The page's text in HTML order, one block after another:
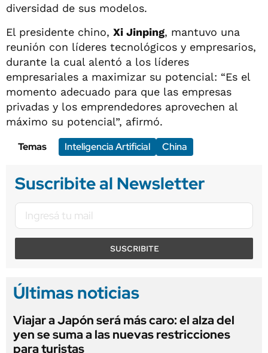
diversidad de sus modelos.
El presidente chino, Xi Jinping, mantuvo una
reunión con líderes tecnológicos y empresarios,
durante la cual alentó a los líderes
empresariales a maximizar su potencial: “Es el
momento adecuado para que las empresas
privadas y los emprendedores aprovechen al
máximo su potencial”, afirmó.
Temas
Inteligencia Artificial China
Suscribite al Newsletter
SUSCRIBITE
Últimas noticias
Viajar a Japón será más caro: el alza del
yen se suma a las nuevas restricciones
para turistas